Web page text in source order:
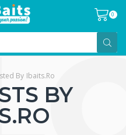
0
By Ibaits.ro
BY